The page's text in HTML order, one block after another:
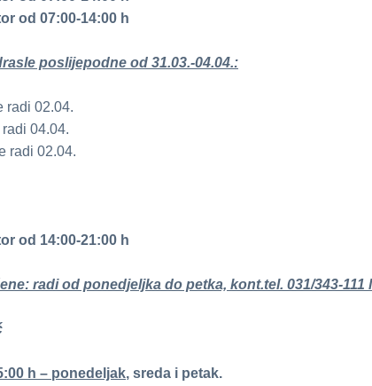
od 07:00-14:00 h
poslijepodne od 31.03.-04.04.:
radi 02.04.
04.04.
radi 02.04.
od 14:00-21:00 h
radi od ponedjeljka do petka, kont.tel. 031/343-111
h – ponedeljak, sreda i petak.